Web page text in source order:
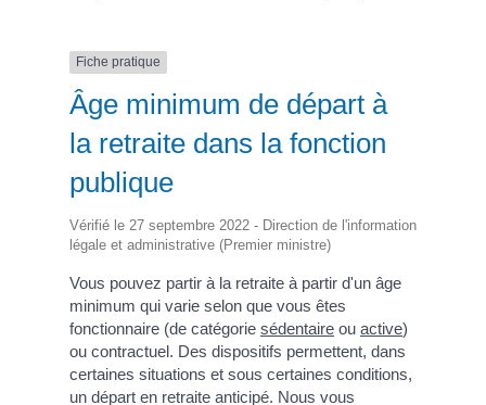
Fiche pratique
Âge minimum de départ à
la retraite dans la fonction
publique
Vérifié le 27 septembre 2022 - Direction de l'information
légale et administrative (Premier ministre)
Vous pouvez partir à la retraite à partir d'un âge
minimum qui varie selon que vous êtes
fonctionnaire (de catégorie sédentaire ou active)
ou contractuel. Des dispositifs permettent, dans
certaines situations et sous certaines conditions,
un départ en retraite anticipé. Nous vous